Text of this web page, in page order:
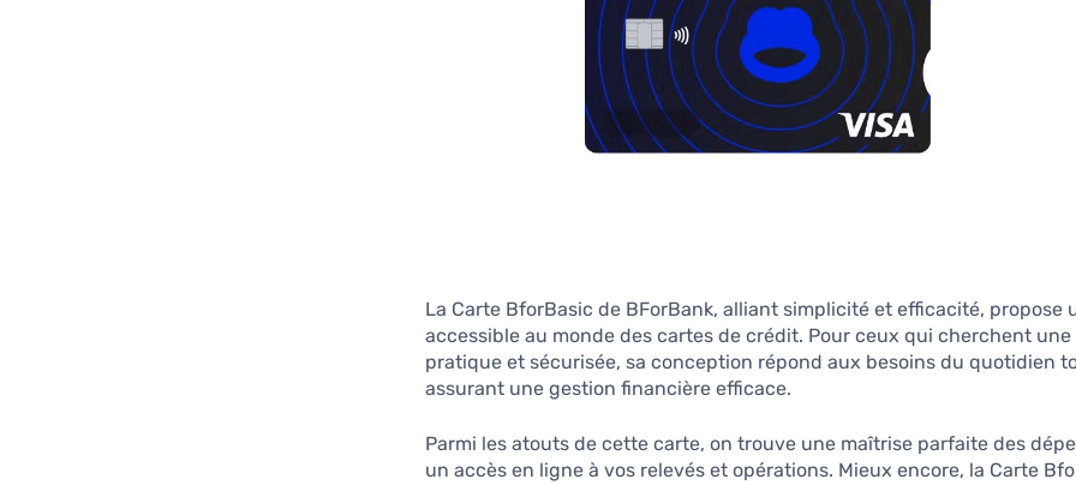
La Carte BforBasic de BForBank, alliant simplicité et efficacité, propose
accessible au monde des cartes de crédit. Pour ceux qui cherchent
pratique et sécurisée, sa conception répond aux besoins du quotidien
assurant une gestion financière efficace.
Parmi les atouts de cette carte, on trouve une maîtrise parfaite des
un accès en ligne à vos relevés et opérations. Mieux encore, la Carte